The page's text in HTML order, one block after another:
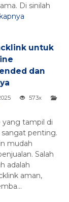
Di sinilah
untuk
dan
573x
yang tampil di
penting.
mudah
Salah
adalah
aman,